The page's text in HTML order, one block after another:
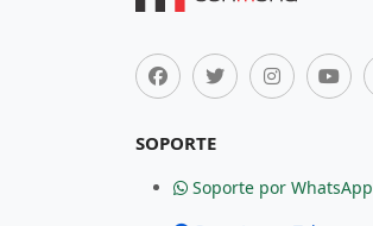
SOPORTE
Soporte por WhatsApp